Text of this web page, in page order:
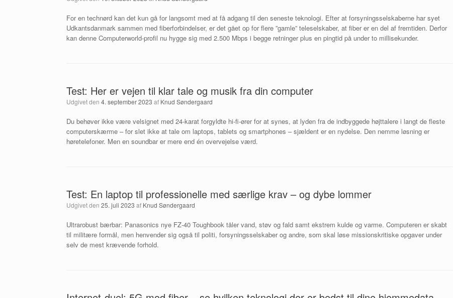
For en technørd kan det kun gå for langsomt med at få adgang til den seneste teknologi. Efter at forsyningsselskaberne har syet
Udkantsdanmark sammen med fiberforbindelser, er det gået op for flere ”gamle” teleselskaber, at fiber er en del af fremtiden. Derfor
kan denne Computerworld-profil nu hygge sig med 2.500 Mbps i begge retninger plus en pingtid på under to millisekunder.
Test: Her er vejen til klar tale og musik fra din computer
Udgivet den 4. september 2023 af Knud Søndergaard
Du behøver ikke være velsignet med 24-karat forgyldte hi-fi-ører for at synes, at lyden fra de indbyggede højttalere i langt de fleste
computerskærme – for slet ikke at tale om laptops, tablets og smartphones – sjældent er en nydelse. Den nemme løsning er
høretelefoner. Men en soundbar er mere end én overvejelse værd.
Test: En laptop til professionelle med særlige krav – og dybe lommer
Udgivet den 25. juli 2023 af Knud Søndergaard
Ultrarobust bærbar: Panasonics nye FZ-40 Toughbook tåler vand, støv og fald samt ekstrem kulde og varme. Computeren er skabt
til militære formål, men henvender sig også til politi, forsyningsselskaber og andre, som skal løse missionskritiske opgaver under
selv de mest krævende forhold.